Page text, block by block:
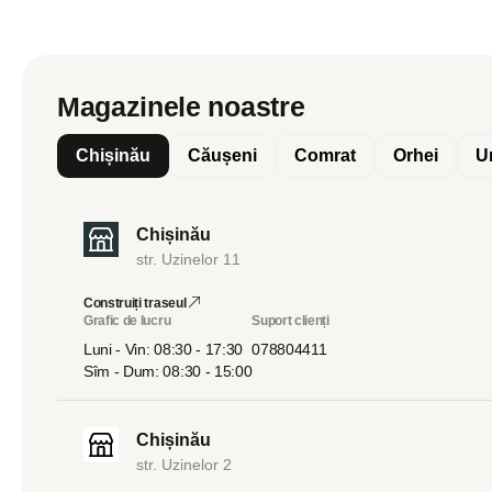
Magazinele noastre
Chișinău Căușeni Comrat Orhei
Chișinău
str. Uzinelor 11
Construiți traseul
Grafic de lucru
Luni - Vin: 08:30 - 17:30
Sîm - Dum: 08:30 - 15:00
Suport clienți
078804411
Chișinău
str. Uzinelor 2